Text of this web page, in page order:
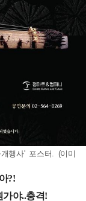
행사' 포스터. (이미